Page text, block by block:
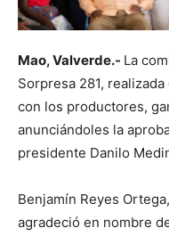
Mao, Valverde.- La
Sorpresa 281,
con los productores,
anunciándoles la
presidente Danilo
Benjamín Reyes
agradeció en nombre